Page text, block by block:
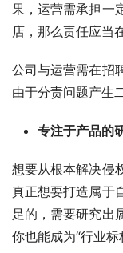
果，运营需承担一
店，那么责任应当
公司与运营需在招
由于分责问题产生
专注于产品的
想要从根本解决侵
真正想要打造属于
足的，需要研究出
你也能成为“行业标